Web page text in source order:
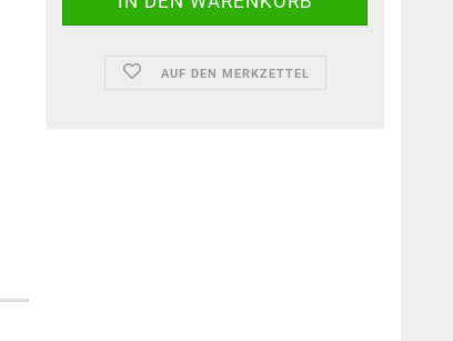
AUF DEN MERKZETTEL